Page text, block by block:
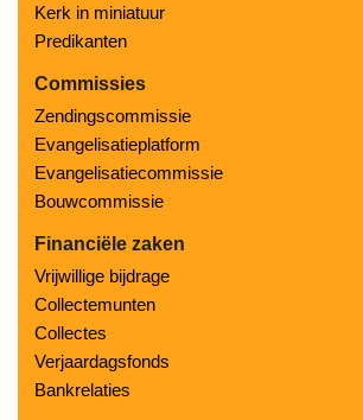
Kerk in miniatuur
Predikanten
Commissies
Zendingscommissie
Evangelisatieplatform
Evangelisatiecommissie
Bouwcommissie
Financiële zaken
Vrijwillige bijdrage
Collectemunten
Collectes
Verjaardagsfonds
Bankrelaties